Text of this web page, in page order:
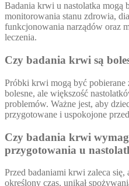
Badania krwi u nastolatka mogą
monitorowania stanu zdrowia,
funkcjonowania narządów oraz
leczenia.
Czy badania krwi są
Próbki krwi mogą być pobierane
bolesne, ale większość
problemów. Ważne jest, aby
przygotowane i uspokojone
Czy badania krwi
przygotowania u
Przed badaniami krwi zaleca się,
określony czas, unikał